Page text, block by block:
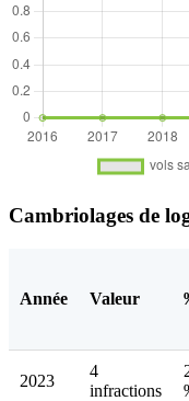
Cambriolages de
Année Valeur
2023
4
infractions